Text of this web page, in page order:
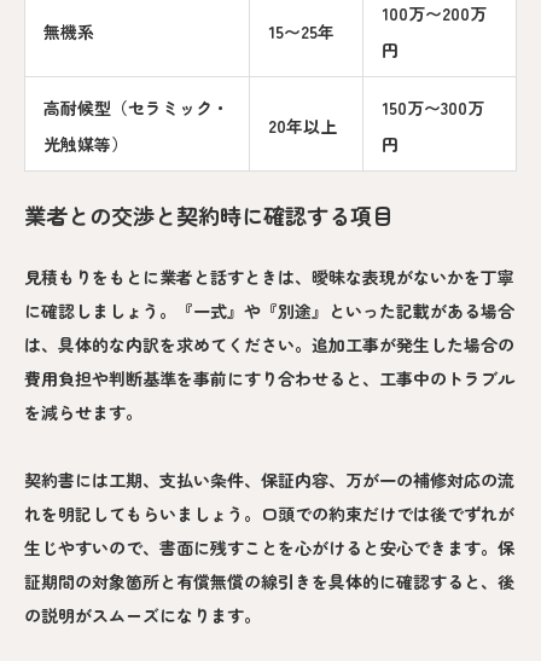
無機系 15〜25年
100万〜200万
円
高耐候型（セラミック・
光触媒等）
20年以上
150万〜300万
円
業者との交渉と契約時に確認する項目
見積もりをもとに業者と話すときは、曖昧な表現がないかを丁寧
に確認しましょう。『一式』や『別途』といった記載がある場合
は、具体的な内訳を求めてください。追加工事が発生した場合の
費用負担や判断基準を事前にすり合わせると、工事中のトラブル
を減らせます。
契約書には工期、支払い条件、保証内容、万が一の補修対応の流
れを明記してもらいましょう。口頭での約束だけでは後でずれが
生じやすいので、書面に残すことを心がけると安心できます。保
証期間の対象箇所と有償無償の線引きを具体的に確認すると、後
の説明がスムーズになります。